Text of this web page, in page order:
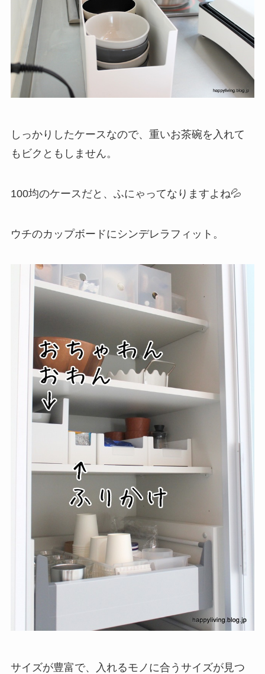
しっかりしたケースなので、重いお茶碗を入れて
もビクともしません。
100均のケースだと、ふにゃってなりますよね💦
ウチのカップボードにシンデレラフィット。
サイズが豊富で、入れるモノに合うサイズが見つ